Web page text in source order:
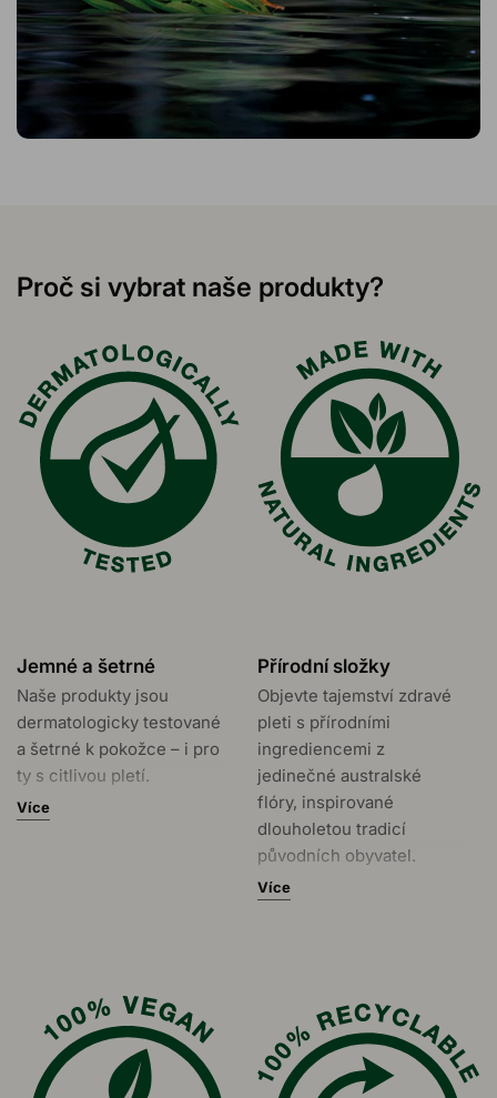
Proč si vybrat naše produkty?
Jemné a šetrné
Naše produkty jsou
dermatologicky testované
a šetrné k pokožce – i pro
ty s citlivou pletí.
Dopřejte si každodenní
receptury zabraňují růstu
nežádoucích bakterií a
plísní, aniž by ohrozily
Více
Přírodní složky
Objevte tajemství zdravé
pleti s přírodními
ingrediencemi z
jedinečné australské
flóry, inspirované
dlouholetou tradicí
původních obyvatel.
Používáme nejčistší
účinnost v péči o
pokožku.
Více